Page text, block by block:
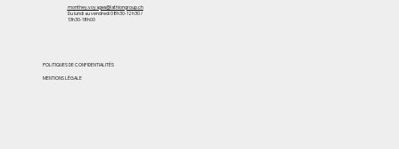
monthey.voyages@lathiongroup.ch
Du lundi au vendredi 08h30-12h30 /
13h30-18h00
POLITIQUES DE CONFIDENTIALITÉS
MENTIONS LÉGALE